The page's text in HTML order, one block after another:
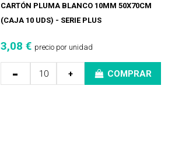
CARTÓN PLUMA BLANCO 10MM 50X70CM
(CAJA 10 UDS) - SERIE PLUS
3,08 € precio por unidad
+
- COMPRAR